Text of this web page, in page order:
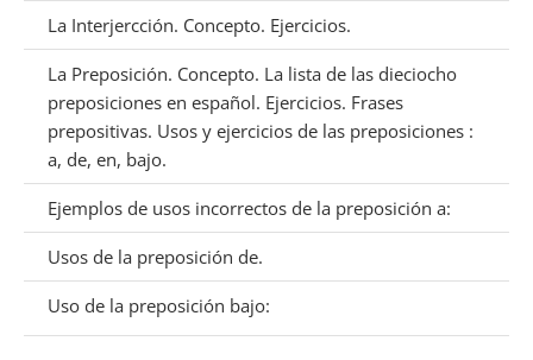
La Interjercción. Concepto. Ejercicios.
La Preposición. Concepto. La lista de las dieciocho
preposiciones en español. Ejercicios. Frases
prepositivas. Usos y ejercicios de las preposiciones :
a, de, en, bajo.
Ejemplos de usos incorrectos de la preposición a:
Usos de la preposición de.
Uso de la preposición bajo: